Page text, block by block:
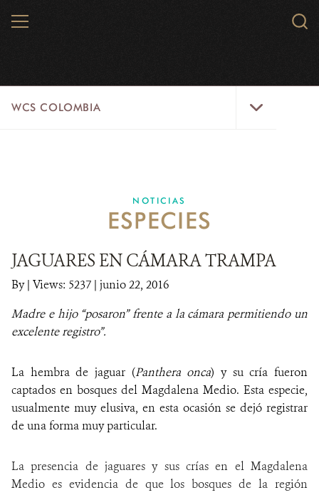
MENU
WCS COLOMBIA
EJES ESTRATÉGICOS
AQUÍ TRABAJAMOS
LÍNEAS DE ACCIÓN
MICROSITIOS
WCS VISUAL
PUBLICACIONES
COBERTURA EN MEDIOS DE COMUNICACIÓN
NOTICIAS
ESPECIES
JAGUARES EN CÁMARA TRAMPA
By| Views: 5237 | junio 22, 2016
Madre e hijo “posaron” frente a la cámara permitiendo un
excelente registro”.
La hembra de jaguar (Panthera onca) y su cría fueron
captados en bosques del Magdalena Medio. Esta especie,
usualmente muy elusiva, en esta ocasión se dejó registrar
de una forma muy particular.
La presencia de jaguares y sus crías en el Magdalena
Medio es evidencia de que los bosques de la región